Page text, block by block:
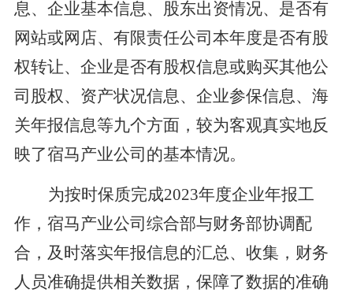
息、企业基本信息、股东出资情况、是否有
网站或网店、有限责任公司本年度是否有股
权转让、企业是否有股权信息或购买其他公
司股权、资产状况信息、企业参保信息、海
关年报信息等九个方面，较为客观真实地反
映了宿马产业公司的基本情况。
为按时保质完成2023年度企业年报工
作，宿马产业公司综合部与财务部协调配
合，及时落实年报信息的汇总、收集，财务
人员准确提供相关数据，保障了数据的准确